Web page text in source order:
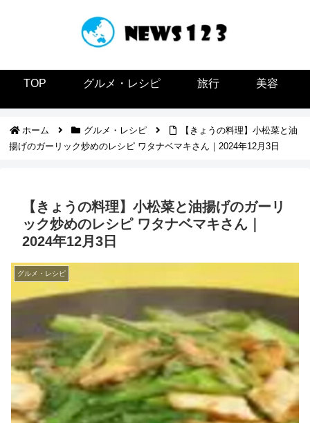
TOP グルメ・レシピ 旅行 美容
ホーム グルメ・レシピ
【きょうの料理】小松菜と油
揚げのガーリック炒めのレシピ ワタナベマキさん｜2024年12月3日
【きょうの料理】小松菜と油揚げのガーリ
ック炒めのレシピ ワタナベマキさん｜
2024年12月3日
グルメ・レシピ